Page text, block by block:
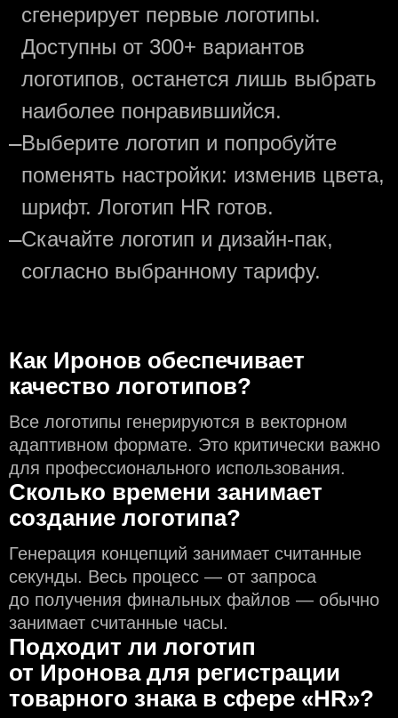
сгенерирует первые логотипы.
Доступны от 300+ вариантов
логотипов, останется лишь выбрать
наиболее понравившийся.
—Выберите логотип и попробуйте
поменять настройки: изменив цвета,
шрифт. Логотип HR готов.
—Скачайте логотип и дизайн-пак,
согласно выбранному тарифу.
Как Иронов обеспечивает
качество логотипов?
Все логотипы генерируются в векторном
адаптивном формате. Это критически важно
для профессионального использования.
Сколько времени занимает
создание логотипа?
Генерация концепций занимает считанные
секунды. Весь процесс — от запроса
до получения финальных файлов — обычно
занимает считанные часы.
Подходит ли логотип
от Иронова для регистрации
товарного знака в сфере «HR»?